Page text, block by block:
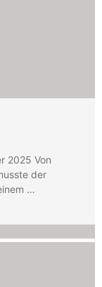
2025 Von
der
…